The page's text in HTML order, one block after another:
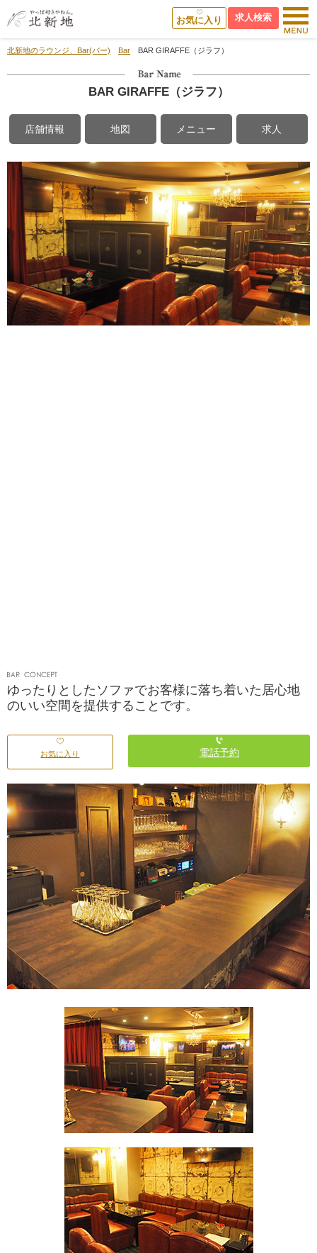
求人検索
お気に入り
北新地のラウンジ、Bar(バー) Bar BAR GIRAFFE（ジラフ）
BAR GIRAFFE（ジラフ）
店舗情報 地図 メニュー 求人
ゆったりとしたソファでお客様に落ち着いた居心地
のいい空間を提供することです。
お気に入り 電話予約